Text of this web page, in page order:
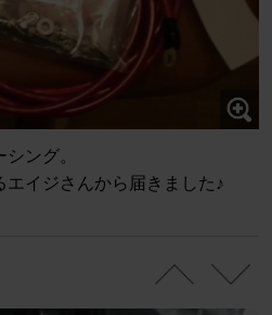
ング。
イジさんから届きました♪